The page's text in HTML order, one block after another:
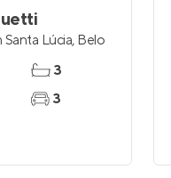
Santa Lúcia, Belo
3
3